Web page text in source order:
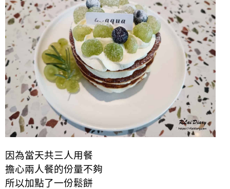
因為當天共三人用餐
擔心兩人餐的份量不夠
所以加點了一份鬆餅